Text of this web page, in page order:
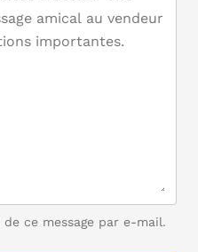
ce message par e-mail.